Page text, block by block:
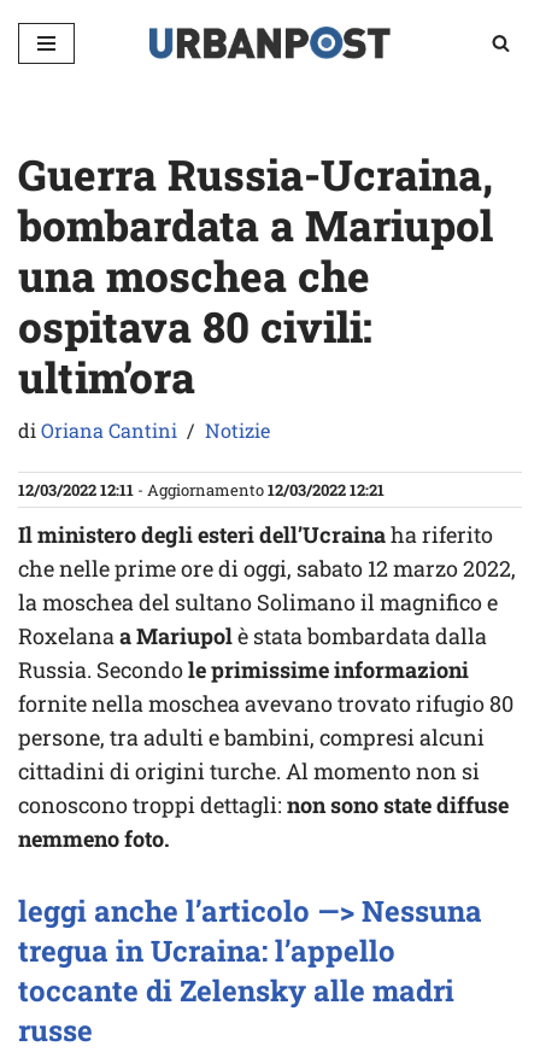
Vai
Guerra Russia-Ucraina,
bombardata a Mariupol
una moschea che
ospitava 80 civili:
ultim’ora
diOriana Cantini Notizie
12/03/2022 12:11 - Aggiornamento12/03/2022 12:21
Il ministero degli esteri dell’Ucrainaha riferito
che nelle prime ore di oggi, sabato 12 marzo 2022,
la moschea del sultano Solimano il magnifico e
Roxelanaa Mariupolè stata bombardata dalla
Russia. Secondole primissime informazioni
fornite nella moschea avevano trovato rifugio 80
persone, tra adulti e bambini, compresi alcuni
cittadini di origini turche. Al momento non si
conoscono troppi dettagli: non sono state diffuse
nemmeno foto.
leggi anche l’articolo —> Nessuna
tregua in Ucraina: l’appello
toccante di Zelensky alle madri
russe